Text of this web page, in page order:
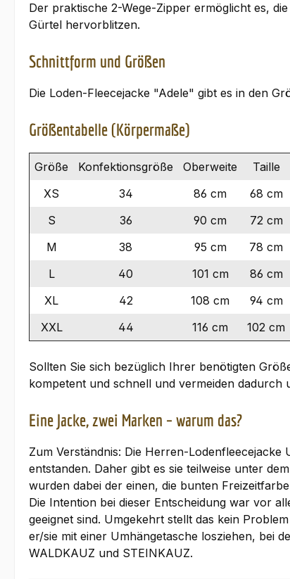
Der praktische 2-Wege-Zipper ermöglicht es,
Gürtel hervorblitzen.
Schnittform und Größen
Die Loden-Fleecejacke "Adele" gibt es in den
Größentabelle (Körpermaße)
Größe Konfektionsgröße Oberweite Taille
XS
34 86 cm 68 cm
S
36 90 cm 72 cm
M
38 95 cm 78 cm
L
40 101 cm 86 cm
XL
42 108 cm 94 cm
XXL
44 116 cm 102 cm
Sollten Sie sich bezüglich Ihrer benötigten
kompetent und schnell und vermeiden
Eine Jacke, zwei Marken – warum das?
Zum Verständnis: Die Herren-
entstanden. Daher gibt es sie teilweise unter
wurden dabei der einen, die bunten
Die Intention bei dieser Entscheidung war vor
geeignet sind. Umgekehrt stellt das kein
er/sie mit einer Umhängetasche losziehen, bei
WALDKAUZ und STEINKAUZ.